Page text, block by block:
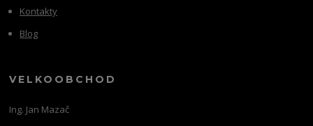
Kontakty
Blog
VELKOOBCHOD
Ing. Jan Mazač